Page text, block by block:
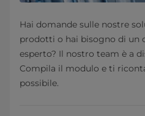
Hai domande sulle nostre
prodotti o hai bisogno di un
esperto? Il nostro team è a
Compila il modulo e ti
possibile.